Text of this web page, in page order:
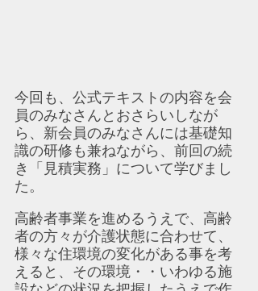
今回も、公式テキストの内容を会
員のみなさんとおさらいしなが
ら、新会員のみなさんには基礎知
識の研修も兼ねながら、前回の続
き「見積実務」について学びまし
た。
高齢者事業を進めるうえで、高齢
者の方々が介護状態に合わせて、
様々な住環境の変化がある事を考
えると、その環境・・いわゆる施